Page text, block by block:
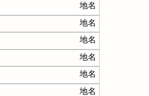
地名
地名
地名
地名
地名
地名